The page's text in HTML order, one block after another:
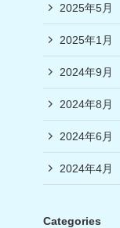
2025年5月
2025年1月
2024年9月
2024年8月
2024年6月
2024年4月
Categories